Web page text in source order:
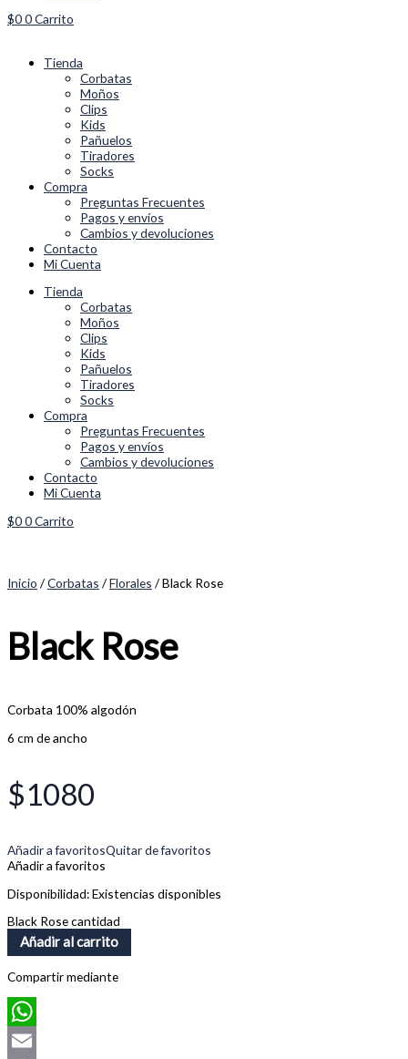
$00Carrito
Tienda
Corbatas
Moños
Clips
Kids
Pañuelos
Tiradores
Socks
Compra
Preguntas Frecuentes
Pagos y envíos
Cambios y devoluciones
Contacto
Mi Cuenta
Tienda
Corbatas
Moños
Clips
Kids
Pañuelos
Tiradores
Socks
Compra
Preguntas Frecuentes
Pagos y envíos
Cambios y devoluciones
Contacto
Mi Cuenta
$00Carrito
Inicio /Corbatas /Florales / Black Rose
Black Rose
Corbata 100% algodón
6 cm de ancho
$1080
Añadir a favoritosQuitar de favoritos
Añadir a favoritos
Disponibilidad:Existencias disponibles
Black Rose cantidad
Añadir al carrito
Compartir mediante
WhatsApp